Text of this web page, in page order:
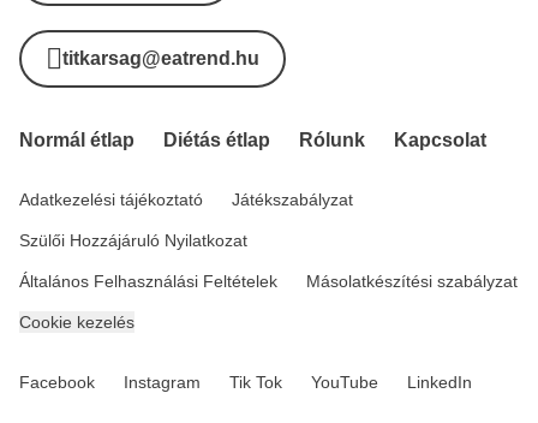
titkarsag@eatrend.hu
Normál étlap Diétás étlap Rólunk Kapcsolat
Adatkezelési tájékoztató Játékszabályzat
Szülői Hozzájáruló Nyilatkozat
Általános Felhasználási Feltételek Másolatkészítési szabályzat
Cookie kezelés
Facebook Instagram Tik Tok YouTube LinkedIn